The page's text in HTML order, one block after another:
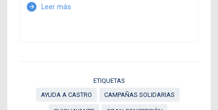
arrow_forward Leer más
ETIQUETAS
AYUDA A CASTRO
CAMPAÑAS SOLIDARIAS